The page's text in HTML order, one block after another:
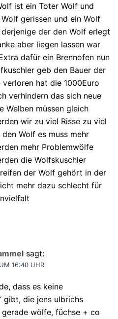
ist ein Toter Wolf und
gerissen und ein Wolf
der den Wolf erlegt
aber liegen lassen war
dafür ein Brennofen nun
geb den Bauer der
hat die 1000Euro
verhindern das sich neue
Welben müssen gleich
wir zu viel Risse zu viel
Wolf es muss mehr
mehr Problemwölfe
die Wolfskuschler
der Wolf gehört in der
mehr dazu schlecht für
sagt:
16:40 UHR
dass es keine
gibt, die jens ulbrichs
wölfe, füchse + co